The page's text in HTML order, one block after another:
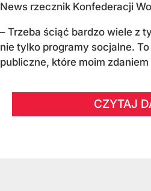
News rzecznik Konfederacji
– Trzeba ściąć bardzo wiele z
nie tylko programy socjalne.
publiczne, które moim zdaniem
CZYTAJ